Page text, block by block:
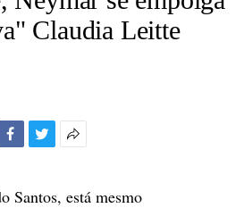
Claudia Leitte
compartilhamento
Santos, está mesmo